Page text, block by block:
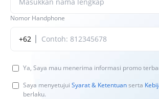
Nomor Handphone
+62
Ya, Saya mau menerima informasi promo
Saya menyetujui Syarat & Ketentuanserta
berlaku.